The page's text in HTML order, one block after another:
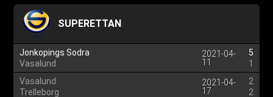
SUPERETTAN
Jonkopings Sodra
Vasalund
2021-04-
11
5
1
Vasalund
Trelleborg
2021-04-
17
2
2